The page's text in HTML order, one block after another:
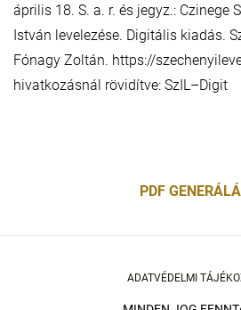
április 18. S. a. r. és jegyz.: Czinege
István levelezése. Digitális kiadás.
Fónagy Zoltán. https://
hivatkozásnál rövidítve: SzIL–Digit
PDF
ADATVÉDELMI